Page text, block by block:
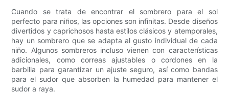
Cuando se trata de encontrar el sombrero para el sol
perfecto para niños, las opciones son infinitas. Desde diseños
divertidos y caprichosos hasta estilos clásicos y atemporales,
hay un sombrero que se adapta al gusto individual de cada
niño. Algunos sombreros incluso vienen con características
adicionales, como correas ajustables o cordones en la
barbilla para garantizar un ajuste seguro, así como bandas
para el sudor que absorben la humedad para mantener el
sudor a raya.